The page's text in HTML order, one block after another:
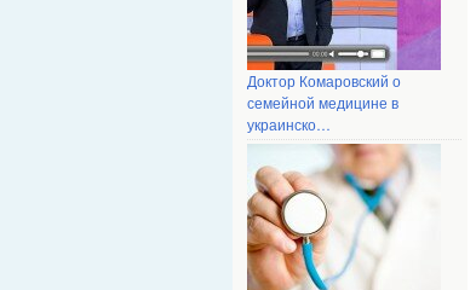
Доктор Комаровский о
семейной медицине в
украинско…